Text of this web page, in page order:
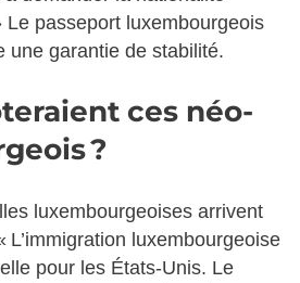
Le passeport luxembourgeois
une garantie de stabilité.
ces néo-
?
luxembourgeoises arrivent
L’immigration luxembourgeoise
pour les États-Unis. Le